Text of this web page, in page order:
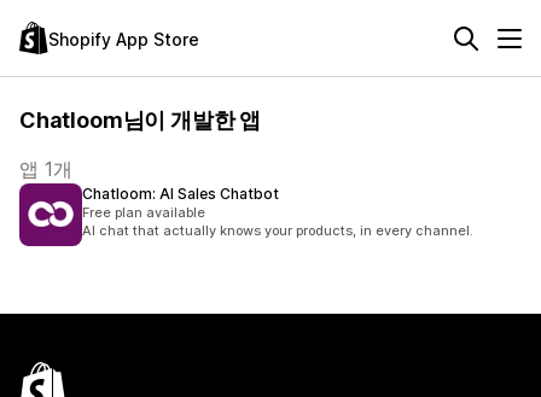
Shopify App Store
Chatloom님이 개발한 앱
앱 1개
Chatloom: AI Sales Chatbot
Free plan available
AI chat that actually knows your products, in every channel.